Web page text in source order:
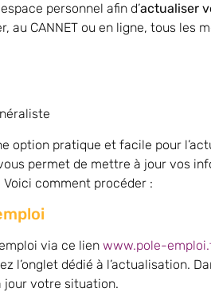
personnel afin d’actualiser
au CANNET ou en ligne, tous les
option pratique et facile pour
permet de mettre à jour vos
comment procéder :
via ce lien www.pole-
l’onglet dédié à l’actualisation.
jour votre situation.